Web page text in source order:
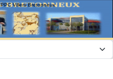
PPC Villers Bretonneux